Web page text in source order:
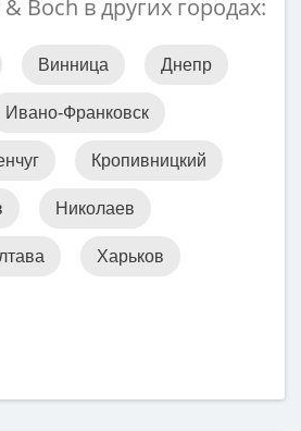
Boch в других городах:
Винница Днепр
Ивано-Франковск
Кропивницкий
Николаев
Харьков